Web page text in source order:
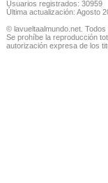
Usuarios registrados: 30959
Última actualización: Agosto
© lavueltaalmundo.net.
Se prohíbe la reproducción
autorización expresa de los